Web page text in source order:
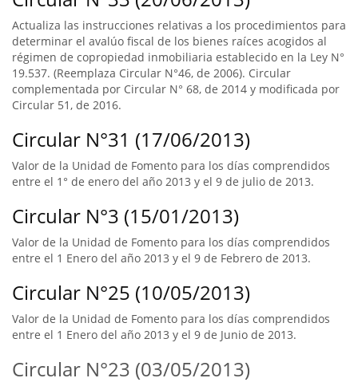
Actualiza las instrucciones relativas a los procedimientos para
determinar el avalúo fiscal de los bienes raíces acogidos al
régimen de copropiedad inmobiliaria establecido en la Ley N°
19.537. (Reemplaza Circular N°46, de 2006). Circular
complementada por Circular N° 68, de 2014 y modificada por
Circular 51, de 2016.
Circular N°31 (17/06/2013)
Valor de la Unidad de Fomento para los días comprendidos
entre el 1° de enero del año 2013 y el 9 de julio de 2013.
Circular N°3 (15/01/2013)
Valor de la Unidad de Fomento para los días comprendidos
entre el 1 Enero del año 2013 y el 9 de Febrero de 2013.
Circular N°25 (10/05/2013)
Valor de la Unidad de Fomento para los días comprendidos
entre el 1 Enero del año 2013 y el 9 de Junio de 2013.
Circular N°23 (03/05/2013)